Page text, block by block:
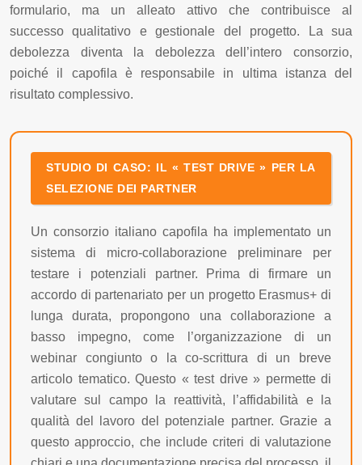
formulario, ma un alleato attivo che contribuisce al
successo qualitativo e gestionale del progetto. La sua
debolezza diventa la debolezza dell’intero consorzio,
poiché il capofila è responsabile in ultima istanza del
risultato complessivo.
STUDIO DI CASO: IL « TEST DRIVE » PER LA
SELEZIONE DEI PARTNER
Un consorzio italiano capofila ha implementato un
sistema di micro-collaborazione preliminare per
testare i potenziali partner. Prima di firmare un
accordo di partenariato per un progetto Erasmus+ di
lunga durata, propongono una collaborazione a
basso impegno, come l’organizzazione di un
webinar congiunto o la co-scrittura di un breve
articolo tematico. Questo « test drive » permette di
valutare sul campo la reattività, l’affidabilità e la
qualità del lavoro del potenziale partner. Grazie a
questo approccio, che include criteri di valutazione